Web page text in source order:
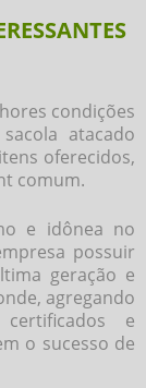
condições
sacola atacado
oferecidos,
comum.
e idônea no
possuir
geração e
agregando
e
o sucesso de